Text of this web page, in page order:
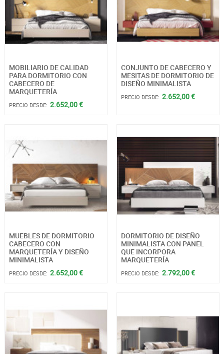
MOBILIARIO DE CALIDAD
PARA DORMITORIO CON
CABECERO DE
MARQUETERÍA
PRECIO DESDE: 2.652,00 €
CONJUNTO DE CABECERO Y
MESITAS DE DORMITORIO DE
DISEÑO MINIMALISTA
PRECIO DESDE: 2.652,00 €
MUEBLES DE DORMITORIO
CABECERO CON
MARQUETERÍA Y DISEÑO
MINIMALISTA
PRECIO DESDE: 2.652,00 €
DORMITORIO DE DISEÑO
MINIMALISTA CON PANEL
QUE INCORPORA
MARQUETERÍA
PRECIO DESDE: 2.792,00 €